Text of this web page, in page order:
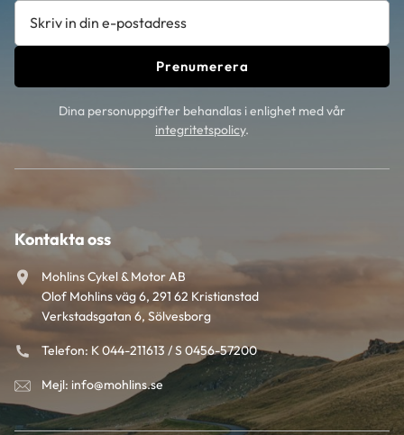
Prenumerera
Dina personuppgifter behandlas i enlighet med vår
integritetspolicy.
Kontakta oss
Mohlins Cykel & Motor AB
Olof Mohlins väg 6, 291 62 Kristianstad
Verkstadsgatan 6, Sölvesborg
Telefon: K 044-211613 / S 0456-57200
Mejl: info@mohlins.se